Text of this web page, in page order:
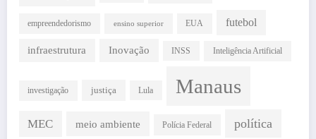
empreendedorismo ensino superior EUA futebol
infraestrutura Inovação INSS Inteligência Artificial
investigação justiça Lula Manaus
MEC meio ambiente Polícia Federal política